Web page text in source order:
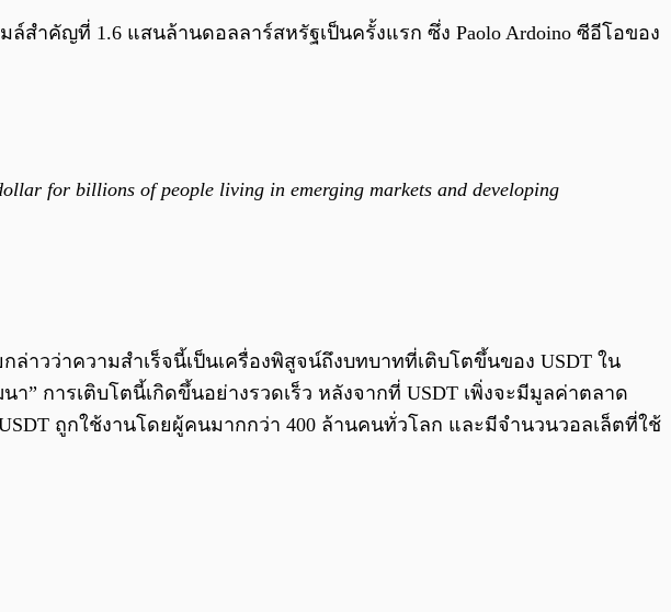
0:00 / 0:00
สำคัญที่ 1.6 แสนล้านดอลลาร์สหรัฐเป็นครั้งแรก ซึ่ง Paolo Ardoino ซีอีโอของ
for billions of people living in emerging markets and developing
าวว่าความสำเร็จนี้เป็นเครื่องพิสูจน์ถึงบทบาทที่เติบโตขึ้นของ USDT ใน
การเติบโตนี้เกิดขึ้นอย่างรวดเร็ว หลังจากที่ USDT เพิ่งจะมีมูลค่าตลาด
ถูกใช้งานโดยผู้คนมากกว่า 400 ล้านคนทั่วโลก และมีจำนวนวอลเล็ตที่ใช้